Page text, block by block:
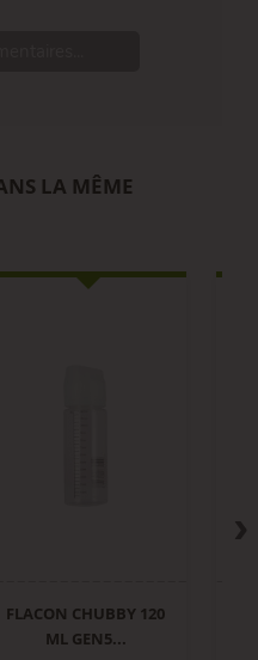
LA MÊME
FLACON CHUBBY 120
ML GEN5...